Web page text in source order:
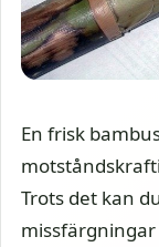
En frisk
Trots det kan